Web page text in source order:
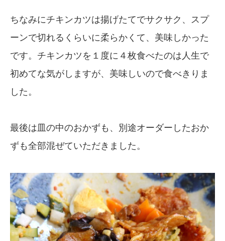
ちなみにチキンカツは揚げたてでサクサク、スプ
ーンで切れるくらいに柔らかくて、美味しかった
です。チキンカツを１度に４枚食べたのは人生で
初めてな気がしますが、美味しいので食べきりま
した。
最後は皿の中のおかずも、別途オーダーしたおか
ずも全部混ぜていただきました。